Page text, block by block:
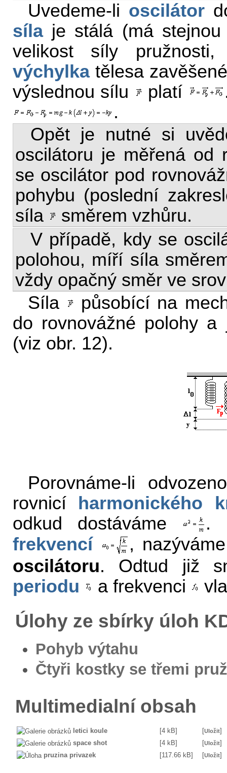
Uvedeme-li oscilátor
sílaje stálá (má stejnou
velikost síly
výchylkatělesa
výslednou sílu
platí
.
Opět je nutné si
oscilátoru je měřená od
se oscilátor pod
pohybu (poslední
síla
směrem vzhůru.
V případě, kdy se
polohou, míří síla
vždy opačný směr ve
Síla
působící na
do rovnovážné polohy a
(viz obr. 12).
Porovnáme-li
rovnicí harmonického
odkud dostáváme
.
frekvencí
,
oscilátoru. Odtud již
periodu
a frekvenci
Úlohy ze sbírky úloh
Pohyb výtahu
Čtyři kostky se třemi
Multimedialní obsah
letici koule [4 kB] [Uložit]
space shot
[4 kB] [Uložit]
pruzina privazek
[117.66 kB] [Uložit]